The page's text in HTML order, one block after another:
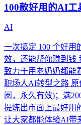
100款好用的AI工
AI
一次搞定 100 个好用
效，还能帮你赚到钱
致力于用老奶奶都能
职场人AI转型之路 原
阅，永久有效)；满
提炼出市面上最好用
让大家都能体验AI带